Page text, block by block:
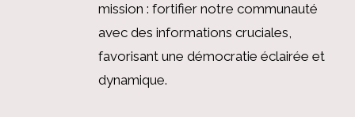
mission : fortifier notre communauté
avec des informations cruciales,
favorisant une démocratie éclairée et
dynamique.